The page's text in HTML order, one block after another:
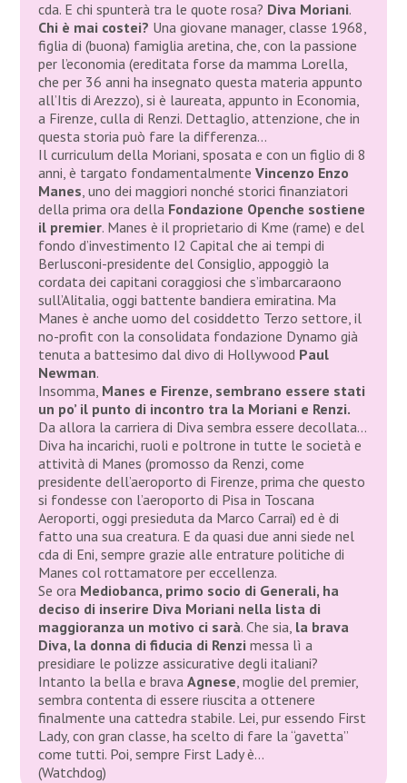
cda. E chi spunterà tra le quote rosa? Diva Moriani.
Chi è mai costei? Una giovane manager, classe 1968,
figlia di (buona) famiglia aretina, che, con la passione
per l’economia (ereditata forse da mamma Lorella,
che per 36 anni ha insegnato questa materia appunto
all’Itis di Arezzo), si è laureata, appunto in Economia,
a Firenze, culla di Renzi. Dettaglio, attenzione, che in
questa storia può fare la differenza…
Il curriculum della Moriani, sposata e con un figlio di 8
anni, è targato fondamentalmente Vincenzo Enzo
Manes, uno dei maggiori nonché storici finanziatori
della prima ora della Fondazione Openche sostiene
il premier. Manes è il proprietario di Kme (rame) e del
fondo d’investimento I2 Capital che ai tempi di
Berlusconi-presidente del Consiglio, appoggiò la
cordata dei capitani coraggiosi che s’imbarcaraono
sull’Alitalia, oggi battente bandiera emiratina. Ma
Manes è anche uomo del cosiddetto Terzo settore, il
no-profit con la consolidata fondazione Dynamo già
tenuta a battesimo dal divo di Hollywood Paul
Newman.
Insomma, Manes e Firenze, sembrano essere stati
un po’ il punto di incontro tra la Moriani e Renzi.
Da allora la carriera di Diva sembra essere decollata…
Diva ha incarichi, ruoli e poltrone in tutte le società e
attività di Manes (promosso da Renzi, come
presidente dell’aeroporto di Firenze, prima che questo
si fondesse con l’aeroporto di Pisa in Toscana
Aeroporti, oggi presieduta da Marco Carrai) ed è di
fatto una sua creatura. E da quasi due anni siede nel
cda di Eni, sempre grazie alle entrature politiche di
Manes col rottamatore per eccellenza.
Se ora Mediobanca, primo socio di Generali, ha
deciso di inserire Diva Moriani nella lista di
maggioranza un motivo ci sarà. Che sia, la brava
Diva, la donna di fiducia di Renzi messa lì a
presidiare le polizze assicurative degli italiani?
Intanto la bella e bravaAgnese, moglie del premier,
sembra contenta di essere riuscita a ottenere
finalmente una cattedra stabile. Lei, pur essendo First
Lady, con gran classe, ha scelto di fare la “gavetta”
come tutti. Poi, sempre First Lady è…
(Watchdog)